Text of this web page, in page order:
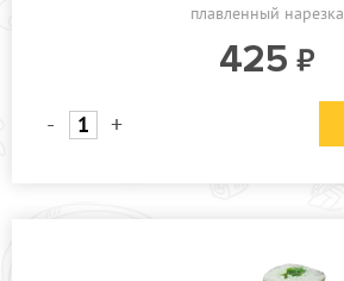
плавленный нарезка
425
- +